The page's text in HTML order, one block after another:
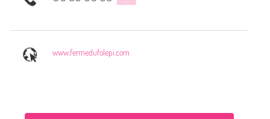
www.fermedufolepi.com